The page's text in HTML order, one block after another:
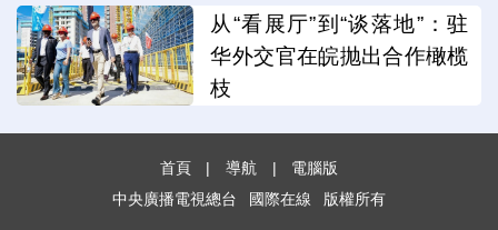
从“看展厅”到“谈落地”：驻
华外交官在皖抛出合作橄榄
枝
首頁 | 導航 |
電腦版
中央廣播電視總台
國際在線 版權所有